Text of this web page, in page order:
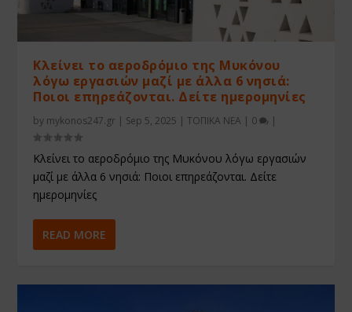
Κλείνει το αεροδρόμιο της Μυκόνου
λόγω εργασιών μαζί με άλλα 6 νησιά:
Ποιοι επηρεάζονται. Δείτε ημερομηνίες
by mykonos247.gr | Sep 5, 2025 |ΤΟΠΙΚΑ ΝΕΑ | 0 |
Κλείνει το αεροδρόμιο της Μυκόνου λόγω εργασιών
μαζί με άλλα 6 νησιά: Ποιοι επηρεάζονται. Δείτε
ημερομηνίες
READ MORE